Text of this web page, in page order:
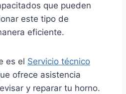
que pueden
este tipo de
eficiente.
es el Servicio técnico
ofrece asistencia
y reparar tu horno.